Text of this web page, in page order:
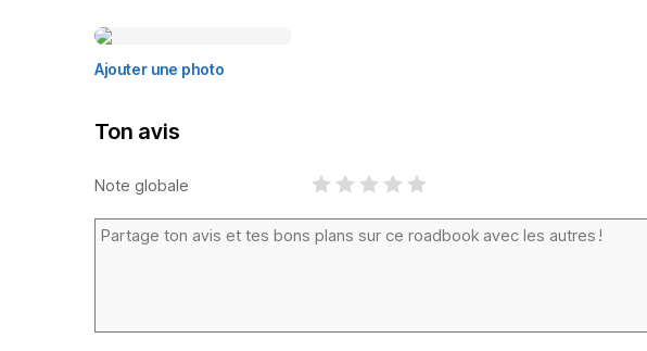
Ajouter une photo
Ton avis
Note globale